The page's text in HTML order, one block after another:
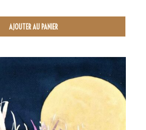
AJOUTER AU PANIER